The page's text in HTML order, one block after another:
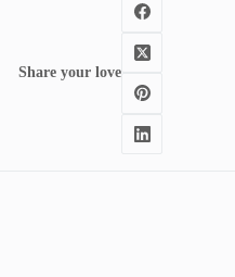
Share your love